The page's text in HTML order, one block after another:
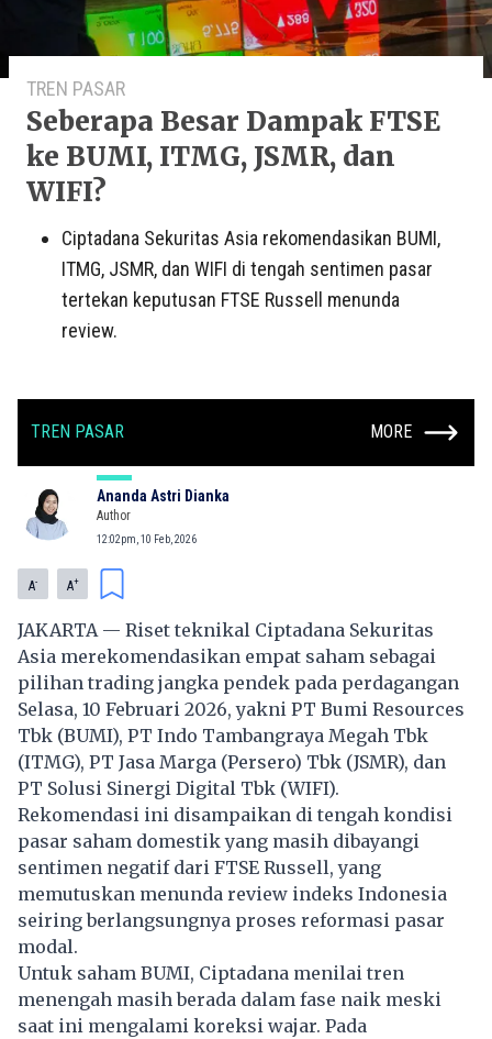
TREN PASAR
Seberapa Besar Dampak FTSE
ke BUMI, ITMG, JSMR, dan
WIFI?
Ciptadana Sekuritas Asia rekomendasikan BUMI,
ITMG, JSMR, dan WIFI di tengah sentimen pasar
tertekan keputusan FTSE Russell menunda
review.
TREN PASAR MORE
Ananda Astri Dianka
Author
12:02pm, 10 Feb, 2026
A- A+
JAKARTA — Riset teknikal Ciptadana Sekuritas
Asia merekomendasikan empat saham sebagai
pilihan trading jangka pendek pada perdagangan
Selasa, 10 Februari 2026, yakni PT Bumi Resources
Tbk (BUMI), PT Indo Tambangraya Megah Tbk
(ITMG), PT Jasa Marga (Persero) Tbk (JSMR), dan
PT Solusi Sinergi Digital Tbk (WIFI).
Rekomendasi ini disampaikan di tengah kondisi
pasar saham domestik yang masih dibayangi
sentimen negatif dari FTSE Russell, yang
memutuskan menunda review indeks Indonesia
seiring berlangsungnya proses reformasi pasar
modal.
Untuk saham BUMI, Ciptadana menilai tren
menengah masih berada dalam fase naik meski
saat ini mengalami koreksi wajar. Pada